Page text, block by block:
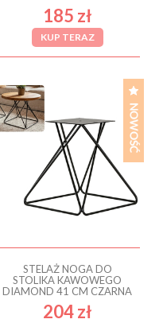
185 zł
KUP TERAZ
STELAŻ NOGA DO
STOLIKA KAWOWEGO
DIAMOND 41 CM CZARNA
204 zł